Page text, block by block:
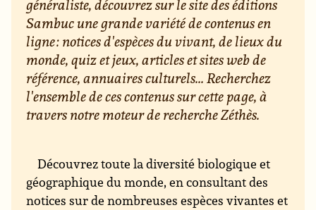
généraliste, découvrez sur le site des éditions
Sambuc une grande variété de contenus en
ligne : notices d'espèces du vivant, de lieux du
monde, quiz et jeux, articles et sites web de
référence, annuaires culturels... Recherchez
l'ensemble de ces contenus sur cette page, à
travers notre moteur de recherche Zéthès.
Découvrez toute la diversité biologique et
géographique du monde, en consultant des
notices sur de nombreuses espèces vivantes et